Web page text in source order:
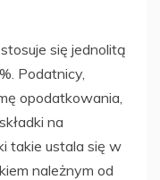
się jednolitą
Podatnicy,
opodatkowania,
na
takie ustala się w
należnym od